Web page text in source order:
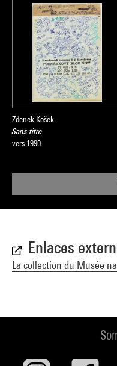
Zdenek Košek
Sans titre
vers 1990
Enlaces
La collection du Musée